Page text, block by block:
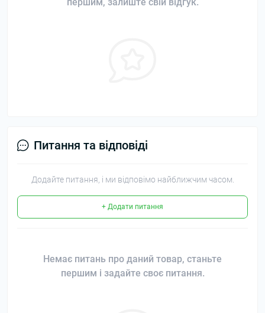
Питання та відповіді
Додайте питання, і ми відповімо найближчим часом.
+ Додати питання
Немає питань про даний товар, станьте
першим і задайте своє питання.